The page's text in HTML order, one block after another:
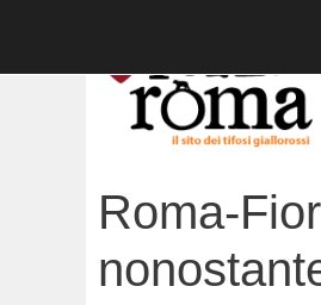
contenuto
Roma-